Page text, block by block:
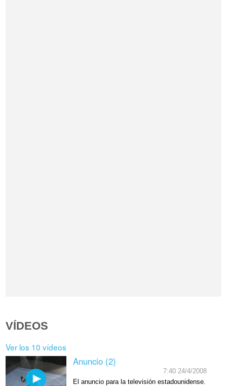
VÍDEOS
Ver los 10 vídeos
Anuncio (2)
7:40 24/4/2008
El anuncio para la televisión estadounidense.